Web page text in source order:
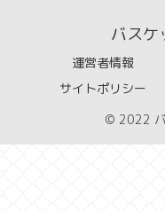
バスケ
運営者情報
サイトポリシー
© 2022 バ